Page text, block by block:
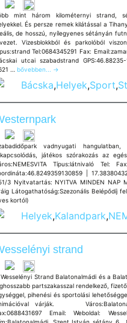
mint három kilométernyi strand,
És persze remek kilátással a
de hosszú, nyílegyenes sétányán
Vizesblokkból és parkolóból
Tel:0684345291 Fax:
utcai szabadstrand
… Zamárdi
Bácskai
szabadstrand
bővebben... →
Bácska,Helyek,Sport,
vadnyugati
játékos szórakozás az
Típus:látnivaló Tel:
|
3 Nyitvatartás: NYITVA MINDEN NAP
Látogathatóság:Szezonális Belépődíj
kortól)
Helyek,Kalandpark,
strand
Strand Balatonalmádi és a
partszakasszal rendelkező,
pihenési és sportolási
várják.
Email: Weboldal: